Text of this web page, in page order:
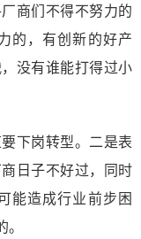
商们不得不努力的
的，有创新的好产
没有谁能打得过小
下岗转型。二是表
日子不好过，同时
能造成行业前步困